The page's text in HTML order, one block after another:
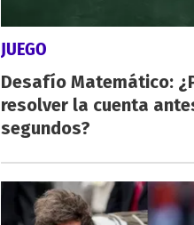
JUEGO
Desafío Matemático:
resolver la cuenta
segundos?